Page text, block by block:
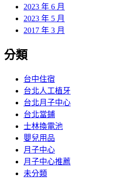
2023 年 6 月
2023 年 5 月
2017 年 3 月
分類
台中住宿
台北人工植牙
台北月子中心
台北當鋪
士林換電池
嬰兒用品
月子中心
月子中心推薦
未分類